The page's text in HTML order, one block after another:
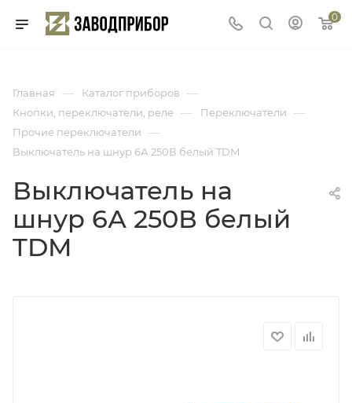
0
Главная — Каталог приборов —
Кнопки, переключатели, реле — Переключатели —
Прочие переключатели —
Выключатель на шнур 6А 250В белый TDM
Выключатель на
шнур 6А 250В белый
TDM